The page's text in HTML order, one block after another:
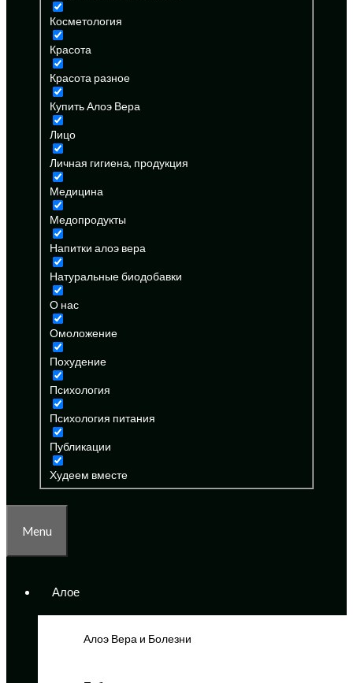
Косметология
Красота
Красота разное
Купить Алоэ Вера
Лицо
Личная гигиена, продукция
Медицина
Медопродукты
Напитки алоэ вера
Натуральные биодобавки
О нас
Омоложение
Похудение
Психология
Психология питания
Публикации
Худеем вместе
Menu
Алое
Алоэ Вера и Болезни